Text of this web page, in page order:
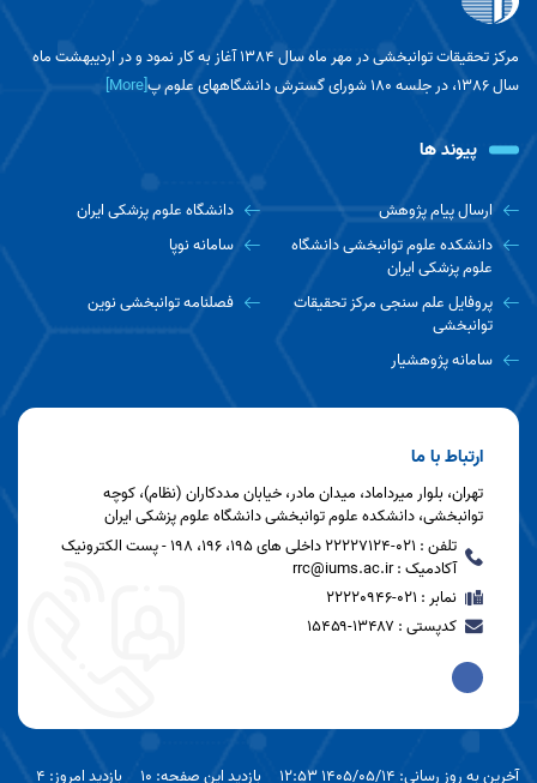
مرکز تحقیقات توانبخشی در مهر ماه سال 1384 آغاز به کار نمود و در اردیبهشت ماه
سال 1386، در جلسه 180 شورای گسترش دانشگاههای علوم پ
[More]
پیوند ها
ارسال پیام پژوهش
دانشگاه علوم پزشکی ایران
دانشکده علوم توانبخشی دانشگاه
علوم پزشکی ایران
سامانه نوپا
پروفایل علم سنجی مرکز تحقیقات
توانبخشی
فصلنامه توانبخشی نوین
سامانه پژوهشیار
ارتباط با ما
تهران‏‏‏‎، بلوار میرداماد، میدان مادر، خیابان مددکاران (نظام)، کوچه
توانبخشی، دانشکده علوم توانبخشی دانشگاه علوم پزشکی ایران
تلفن : 021-۲۲۲۲۷۱۲۴ داخلی های 195، 196، 198 - پست الکترونیک
آکادمیک : rrc@iums.ac.ir
نمابر : 021-22220946
کدپستی : ۱۳۴۸۷-۱۵۴۵۹
آخرین به روز رسانی: 1405/05/14 12:53 بازدید این صفحه: 10 بازدید امروز: 4